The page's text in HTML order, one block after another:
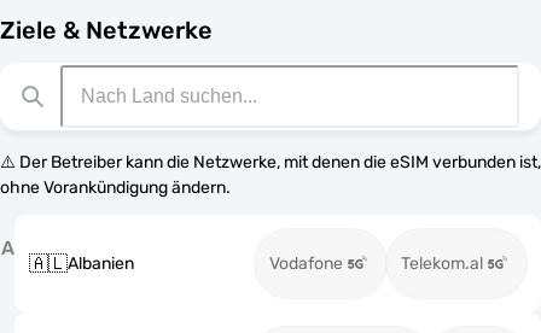
Ziele & Netzwerke
⚠️ Der Betreiber kann die Netzwerke, mit denen die eSIM verbunden ist,
ohne Vorankündigung ändern.
A
🇦🇱Albanien Vodafone Telekom.al